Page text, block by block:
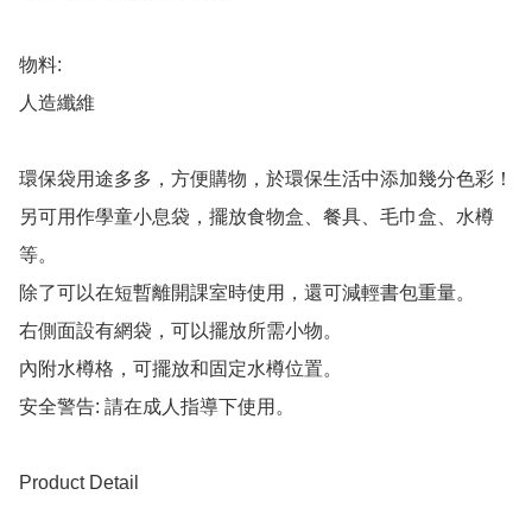
物料:
人造纖維
環保袋用途多多，方便購物，於環保生活中添加幾分色彩！
另可用作學童小息袋，擺放食物盒、餐具、毛巾盒、水樽
等。
除了可以在短暫離開課室時使用，還可減輕書包重量。
右側面設有網袋，可以擺放所需小物。
內附水樽格，可擺放和固定水樽位置。
安全警告: 請在成人指導下使用。
Product Detail